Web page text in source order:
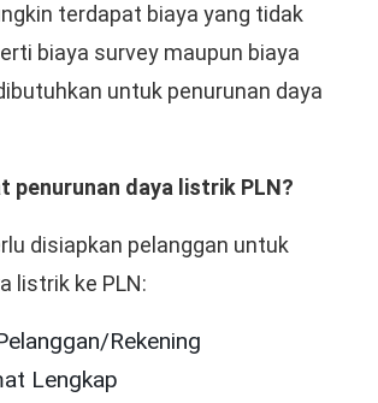
terdapat biaya yang tidak
biaya survey maupun biaya
untuk penurunan daya
penurunan daya listrik PLN?
disiapkan pelanggan untuk
listrik ke PLN:
Rekening
Lengkap